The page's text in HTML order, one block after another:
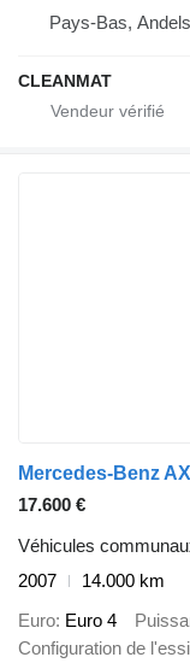
Pays-Bas,
CLEANMAT
17.600 €
Véhicules
2007
14.000 km
Euro Euro 4
Configuration de